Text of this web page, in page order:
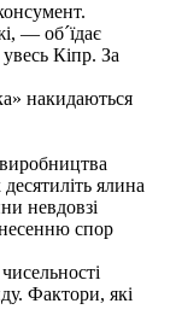
— об´їдає
Кіпр. За
накидаються
ялина
невдовзі
спор
Фактори, які